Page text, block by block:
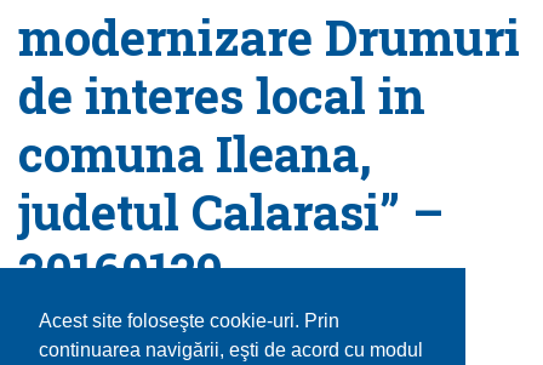
Acest site foloseşte cookie-uri. Prin
continuarea navigării, eşti de acord cu modul
modernizare Drumuri
de interes local in
comuna Ileana,
judetul Calarasi” –
20160129
January 29, 2016 |Published byadmin|
Uncategorized